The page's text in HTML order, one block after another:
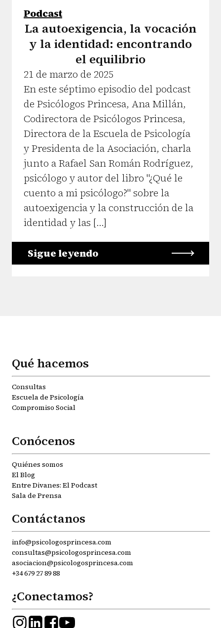
Podcast
La autoexigencia, la vocación
y la identidad: encontrando
el equilibrio
21 de marzo de 2025
En este séptimo episodio del podcast
de Psicólogos Princesa, Ana Millán,
Codirectora de Psicólogos Princesa,
Directora de la Escuela de Psicología
y Presidenta de la Asociación, charla
junto a Rafael San Román Rodríguez,
psicólogo y autor del libro "¿Qué le
cuento a mi psicólogo?" sobre la
autoexigencia y la construcción de la
identidad y las […]
Sigue leyendo
Qué hacemos
Consultas
Escuela de Psicología
Compromiso Social
Conócenos
Quiénes somos
El Blog
Entre Divanes: El Podcast
Sala de Prensa
Contáctanos
info@psicologosprincesa.com
consultas@psicologosprincesa.com
asociacion@psicologosprincesa.com
+34 679 27 89 88
¿Conectamos?